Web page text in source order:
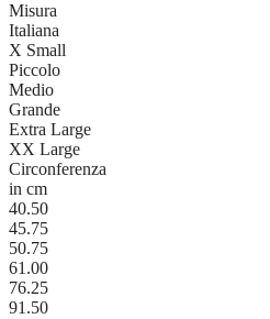
Misura
Italiana
X Small
Piccolo
Medio
Grande
Extra Large
XX Large
Circonferenza
in cm
40.50
45.75
50.75
61.00
76.25
91.50